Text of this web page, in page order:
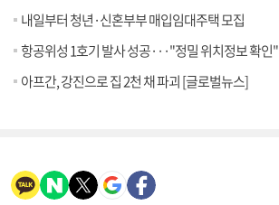
내일부터 청년·신혼부부 매입임대주택 모집
항공위성 1호기 발사 성공···"정밀 위치정보 확인"
아프간, 강진으로 집 2천 채 파괴 [글로벌뉴스]